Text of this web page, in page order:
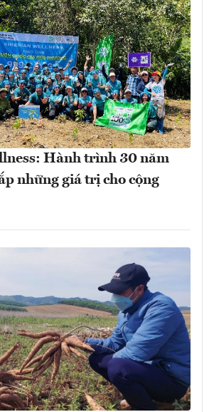
Hành trình 30 năm
những giá trị cho cộng